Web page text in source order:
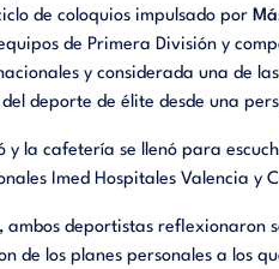
de coloquios impulsado por
de Primera División y
y considerada una de
deporte de élite desde una
y la cafetería se llenó para
Imed Hospitales Valencia
ambos deportistas reflexionaron
de los planes personales a los